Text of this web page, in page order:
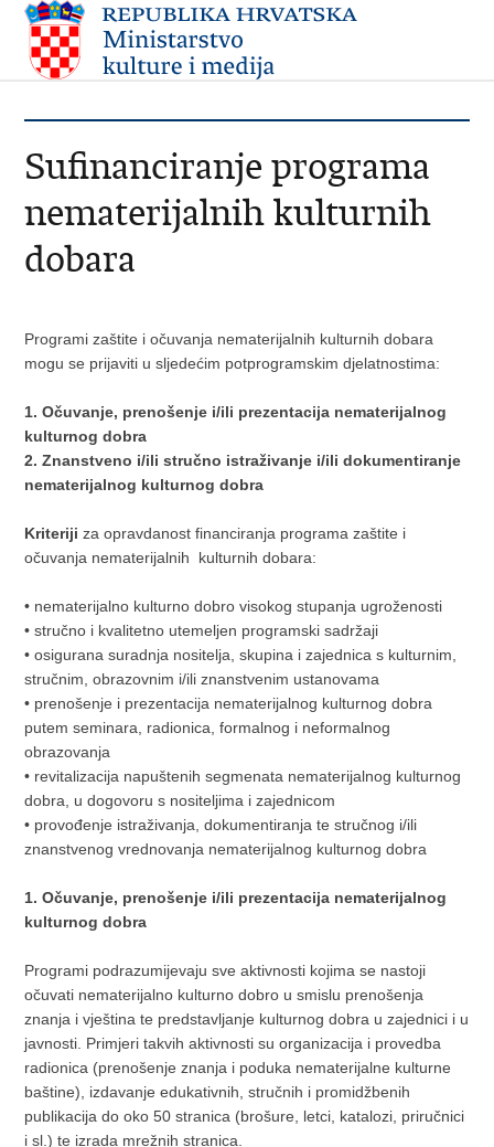
Sufinanciranje programa
nematerijalnih kulturnih
dobara
Programi zaštite i očuvanja nematerijalnih kulturnih dobara
mogu se prijaviti u sljedećim potprogramskim djelatnostima:
1. Očuvanje, prenošenje i/ili prezentacija nematerijalnog
kulturnog dobra
2. Znanstveno i/ili stručno istraživanje i/ili dokumentiranje
nematerijalnog kulturnog dobra
Kriteriji za opravdanost financiranja programa zaštite i
očuvanja nematerijalnih kulturnih dobara:
• nematerijalno kulturno dobro visokog stupanja ugroženosti
• stručno i kvalitetno utemeljen programski sadržaji
• osigurana suradnja nositelja, skupina i zajednica s kulturnim,
stručnim, obrazovnim i/ili znanstvenim ustanovama
• prenošenje i prezentacija nematerijalnog kulturnog dobra
putem seminara, radionica, formalnog i neformalnog
obrazovanja
• revitalizacija napuštenih segmenata nematerijalnog kulturnog
dobra, u dogovoru s nositeljima i zajednicom
• provođenje istraživanja, dokumentiranja te stručnog i/ili
znanstvenog vrednovanja nematerijalnog kulturnog dobra
1. Očuvanje, prenošenje i/ili prezentacija nematerijalnog
kulturnog dobra
Programi podrazumijevaju sve aktivnosti kojima se nastoji
očuvati nematerijalno kulturno dobro u smislu prenošenja
znanja i vještina te predstavljanje kulturnog dobra u zajednici i u
javnosti. Primjeri takvih aktivnosti su organizacija i provedba
radionica (prenošenje znanja i poduka nematerijalne kulturne
baštine), izdavanje edukativnih, stručnih i promidžbenih
publikacija do oko 50 stranica (brošure, letci, katalozi, priručnici
i sl.) te izrada mrežnih stranica.